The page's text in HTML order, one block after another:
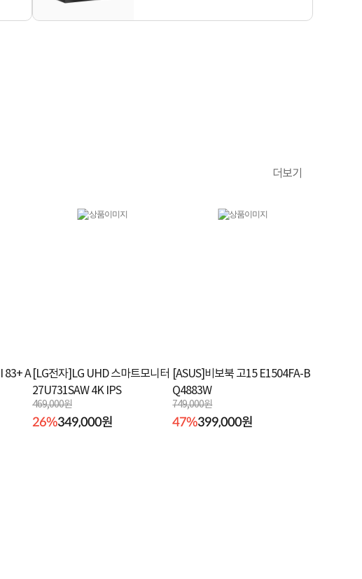
더보기
[LG전자]LG UHD 스마트모니터
27U731SAW 4K IPS
469,000원
26%349,000원
[ASUS]비보북 고15 E1504FA-B
Q4883W
749,000원
47%399,000원